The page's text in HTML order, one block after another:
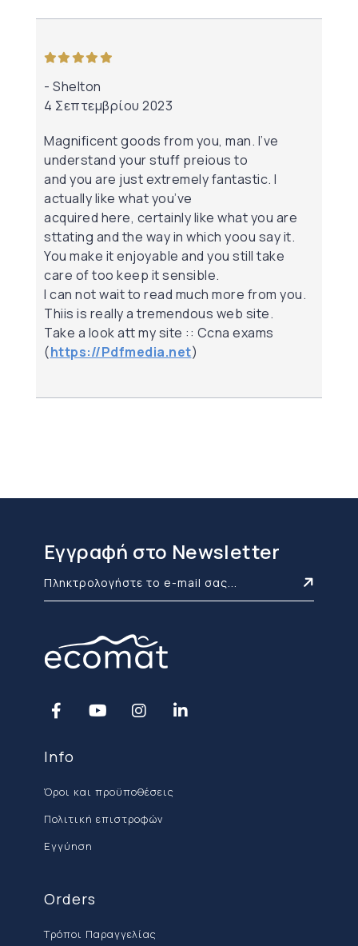
Shelton
4 Σεπτεμβρίου 2023
Magnificent goods from you, man. I’ve
understand your stuff preious to
and you are just extremely fantastic. I
actually like what you’ve
acquired here, certainly like what you are
sttating and the way in which yoou say it.
You make it enjoyable and you still take
care of too keep it sensible.
I can not wait to read much more from you.
Thiis is really a tremendous web site.
Take a look att my site :: Ccna exams
(https://Pdfmedia.net)
Εγγραφή στο Newsletter
Info
Όροι και προϋποθέσεις
Πολιτική επιστροφών
Εγγύηση
Orders
Τρόποι Παραγγελίας